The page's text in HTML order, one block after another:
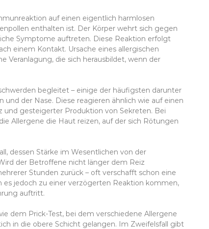
auf einen eigentlich harmlosen
enthalten ist. Der Körper wehrt sich gegen
Symptome auftreten. Diese Reaktion erfolgt
einem Kontakt. Ursache eines allergischen
Veranlagung, die sich herausbildet, wenn der
begleitet – einige der häufigsten darunter
der Nase. Diese reagieren ähnlich wie auf einen
gesteigerter Produktion von Sekreten. Bei
Allergene die Haut reizen, auf der sich Rötungen
dessen Stärke im Wesentlichen von der
der Betroffene nicht länger dem Reiz
Stunden zurück – oft verschafft schon eine
es jedoch zu einer verzögerten Reaktion kommen,
auftritt.
dem Prick-Test, bei dem verschiedene Allergene
in die obere Schicht gelangen. Im Zweifelsfall gibt